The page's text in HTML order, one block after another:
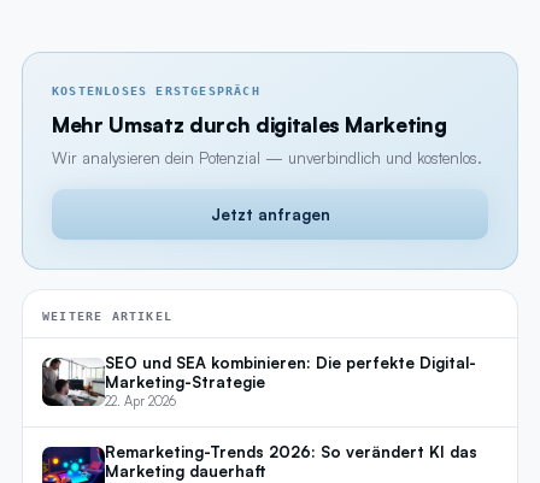
KOSTENLOSES ERSTGESPRÄCH
Mehr Umsatz durch digitales Marketing
Wir analysieren dein Potenzial — unverbindlich und kostenlos.
Jetzt anfragen
WEITERE ARTIKEL
SEO und SEA kombinieren: Die perfekte Digital-
Marketing-Strategie
22. Apr 2026
Remarketing-Trends 2026: So verändert KI das
Marketing dauerhaft